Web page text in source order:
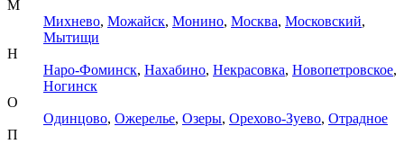
М
Михнево, Можайск, Монино, Москва, Московский,
Мытищи
Н
Наро-Фоминск, Нахабино, Некрасовка, Новопетровское,
Ногинск
О
Одинцово, Ожерелье, Озеры, Орехово-Зуево, Отрадное
П